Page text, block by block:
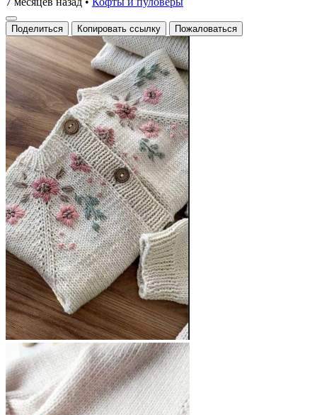
Поделиться Копировать ссылку Пожаловаться